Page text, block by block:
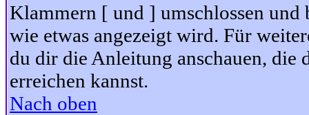
Klammern [ und ] umschlossen
wie etwas angezeigt wird. Für
du dir die Anleitung anschauen, die
erreichen kannst.
Nach oben